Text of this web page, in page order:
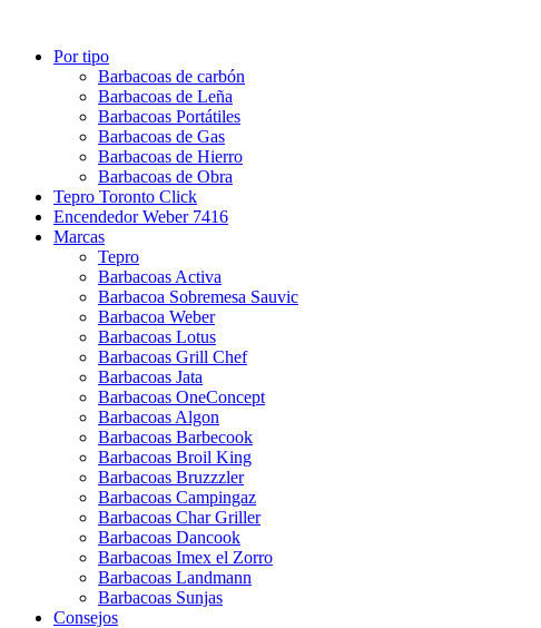
Por tipo
Barbacoas de carbón
Barbacoas de Leña
Barbacoas Portátiles
Barbacoas de Gas
Barbacoas de Hierro
Barbacoas de Obra
Tepro Toronto Click
Encendedor Weber 7416
Marcas
Tepro
Barbacoas Activa
Barbacoa Sobremesa Sauvic
Barbacoa Weber
Barbacoas Lotus
Barbacoas Grill Chef
Barbacoas Jata
Barbacoas OneConcept
Barbacoas Algon
Barbacoas Barbecook
Barbacoas Broil King
Barbacoas Bruzzzler
Barbacoas Campingaz
Barbacoas Char Griller
Barbacoas Dancook
Barbacoas Imex el Zorro
Barbacoas Landmann
Barbacoas Sunjas
Consejos